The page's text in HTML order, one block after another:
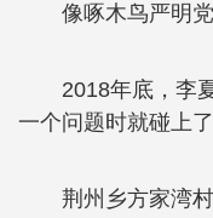
像啄木鸟严明
2018年底，李
一个问题时就碰上了
荆州乡方家湾